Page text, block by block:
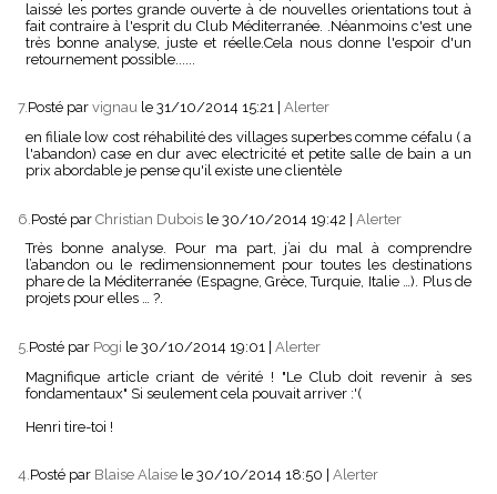
laissé les portes grande ouverte à de nouvelles orientations tout à
fait contraire à l'esprit du Club Méditerranée. .Néanmoins c'est une
très bonne analyse, juste et réelle.Cela nous donne l'espoir d'un
retournement possible......
7.Posté par vignau le 31/10/2014 15:21 Alerter
en filiale low cost réhabilité des villages superbes comme céfalu ( a
l'abandon) case en dur avec electricité et petite salle de bain a un
prix abordable je pense qu'il existe une clientèle
6. Posté par Christian Dubois le 30/10/2014 19:42 | Alerter
Très bonne analyse. Pour ma part, j’ai du mal à comprendre
l’abandon ou le redimensionnement pour toutes les destinations
phare de la Méditerranée (Espagne, Grèce, Turquie, Italie …). Plus de
projets pour elles … ?.
5. Posté par Pogi le 30/10/2014 19:01
Alerter
Magnifique article criant de vérité ! "Le Club doit revenir à ses
fondamentaux" Si seulement cela pouvait arriver :'(
Henri tire-toi !
4.Posté par Blaise Alaise le 30/10/2014 18:50
Alerter